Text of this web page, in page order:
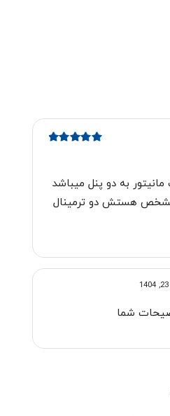
به دو پنل میباشد
مشخص هستش دو ترمینال
شما